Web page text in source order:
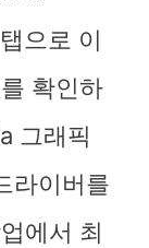
탭으로 이
확인하
그래픽
라이버를
에서 최